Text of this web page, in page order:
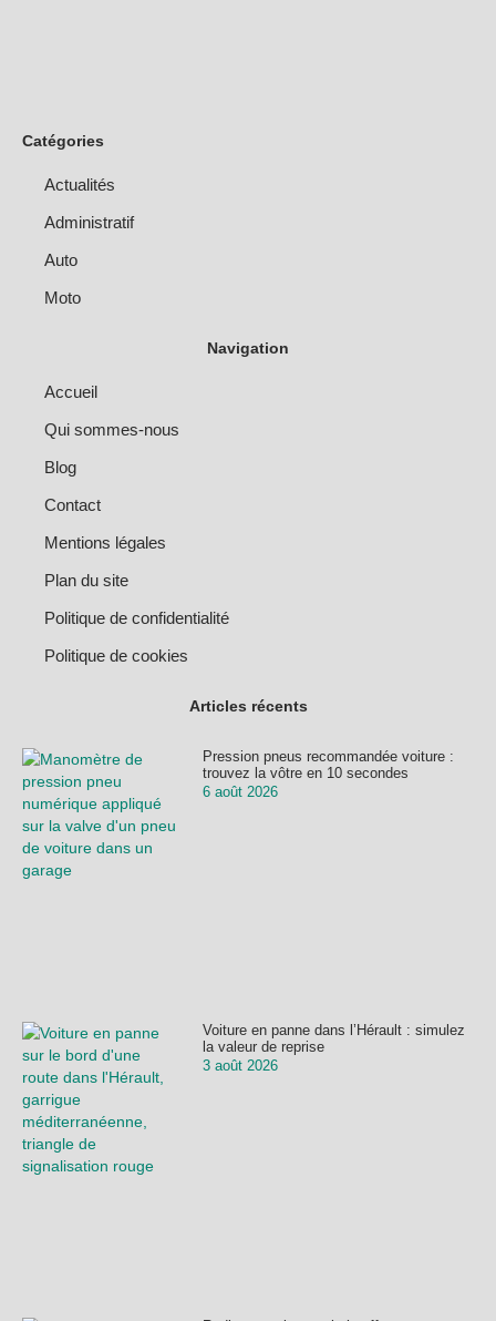
Catégories
Actualités
Administratif
Auto
Moto
Navigation
Accueil
Qui sommes-nous
Blog
Contact
Mentions légales
Plan du site
Politique de confidentialité
Politique de cookies
Articles récents
Pression pneus recommandée voiture :
trouvez la vôtre en 10 secondes
6 août 2026
Voiture en panne dans l’Hérault : simulez
la valeur de reprise
3 août 2026